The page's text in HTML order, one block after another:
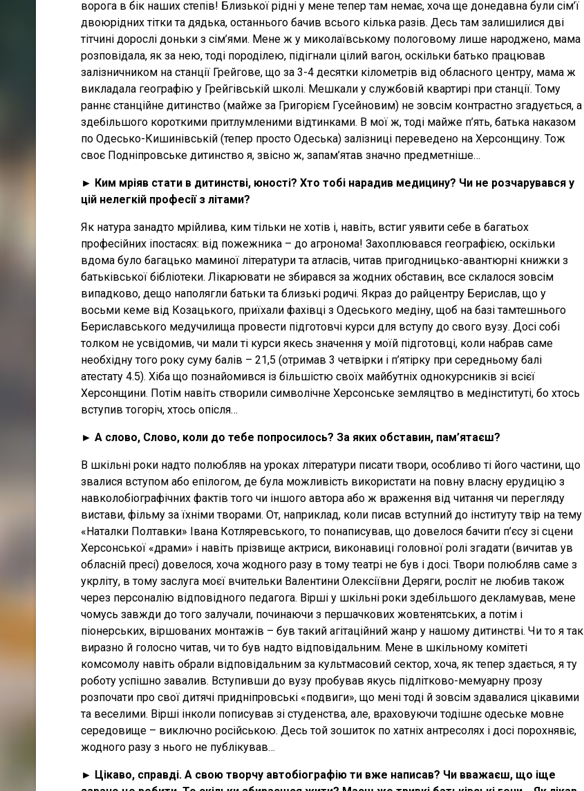
ворога в бік наших степів! Близької рідні у мене тепер там немає, хоча ще донедавна були сім’ї
двоюрідних тітки та дядька, останнього бачив всього кілька разів. Десь там залишилися дві
тітчині дорослі доньки з сім’ями. Мене ж у миколаївському пологовому лише народжено, мама
розповідала, як за нею, тоді породілею, підігнали цілий вагон, оскільки батько працював
залізничником на станції Грейгове, що за 3-4 десятки кілометрів від обласного центру, мама ж
викладала географію у Грейгівській школі. Мешкали у службовій квартирі при станції. Тому
раннє станційне дитинство (майже за Григорієм Гусейновим) не зовсім контрастно згадується, а
здебільшого короткими притлумленими відтинками. В мої ж, тоді майже п’ять, батька наказом
по Одесько-Кишинівській (тепер просто Одеська) залізниці переведено на Херсонщину. Тож
своє Подніпровське дитинство я, звісно ж, запам’ятав значно предметніше…
► Ким мріяв стати в дитинстві, юності? Хто тобі нарадив медицину? Чи не розчарувався у
цій нелегкій професії з літами?
Як натура занадто мрійлива, ким тільки не хотів і, навіть, встиг уявити себе в багатьох
професійних іпостасях: від пожежника – до агронома! Захоплювався географією, оскільки
вдома було багацько маминої літератури та атласів, читав пригодницько-авантюрні книжки з
батьківської бібліотеки. Лікарювати не збирався за жодних обставин, все склалося зовсім
випадково, дещо наполягли батьки та близькі родичі. Якраз до райцентру Берислав, що у
восьми кеме від Козацького, приїхали фахівці з Одеського медіну, щоб на базі тамтешнього
Бериславського медучилища провести підготовчі курси для вступу до свого вузу. Досі собі
толком не усвідомив, чи мали ті курси якесь значення у моїй підготовці, коли набрав саме
необхідну того року суму балів – 21,5 (отримав 3 четвірки і п’ятірку при середньому балі
атестату 4.5). Хіба що познайомився із більшістю своїх майбутніх однокурсників зі всієї
Херсонщини. Потім навіть створили символічне Херсонське земляцтво в медінституті, бо хтось
вступив тогоріч, хтось опісля…
► А слово, Слово, коли до тебе попросилось? За яких обставин, пам’ятаєш?
В шкільні роки надто полюбляв на уроках літератури писати твори, особливо ті його частини, що
звалися вступом або епілогом, де була можливість використати на повну власну ерудицію з
навколобіографічних фактів того чи іншого автора або ж враження від читання чи перегляду
вистави, фільму за їхніми творами. От, наприклад, коли писав вступний до інституту твір на тему
«Наталки Полтавки» Івана Котляревського, то понаписував, що довелося бачити п’єсу зі сцени
Херсонської «драми» і навіть прізвище актриси, виконавиці головної ролі згадати (вичитав ув
обласній пресі) довелося, хоча жодного разу в тому театрі не був і досі. Твори полюбляв саме з
укрліту, в тому заслуга моєї вчительки Валентини Олексіївни Деряги, росліт не любив також
через персоналію відповідного педагога. Вірші у шкільні роки здебільшого декламував, мене
чомусь завжди до того залучали, починаючи з першачкових жовтенятських, а потім і
піонерських, віршованих монтажів – був такий агітаційний жанр у нашому дитинстві. Чи то я так
виразно й голосно читав, чи то був надто відповідальним. Мене в шкільному комітеті
комсомолу навіть обрали відповідальним за культмасовий сектор, хоча, як тепер здається, я ту
роботу успішно завалив. Вступивши до вузу пробував якусь підлітково-мемуарну прозу
розпочати про свої дитячі придніпровські «подвиги», що мені тоді й зовсім здавалися цікавими
та веселими. Вірші інколи пописував зі студенства, але, враховуючи тодішнє одеське мовне
середовище – виключно російською. Десь той зошиток по хатніх антресолях і досі порохнявіє,
жодного разу з нього не публікував…
► Цікаво, справді. А свою творчу автобіографію ти вже написав? Чи вважаєш, що іще